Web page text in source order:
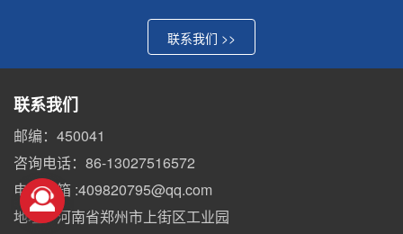
联系我们 >>
联系我们
邮编：450041
咨询电话：86-13027516572
电子邮箱 :409820795@qq.com
地址：河南省郑州市上街区工业园